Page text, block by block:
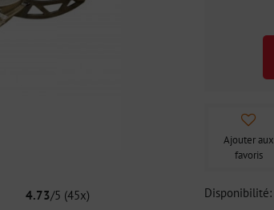
4.73/5 (45x)
Ajouter aux
favoris
Disponibilité: